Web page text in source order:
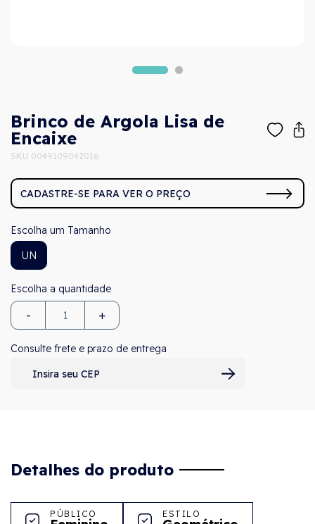
Brinco de Argola Lisa de
Encaixe
SKU 0049109042016
CADASTRE-SE PARA VER O PREÇO
Tamanho
UN
- +
Consulte frete e prazo de entrega
Detalhes do produto
PÚBLICO ESTILO